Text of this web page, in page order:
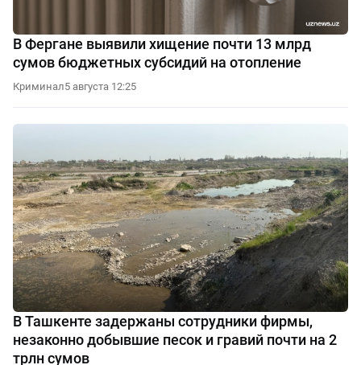
В Фергане выявили хищение почти 13 млрд
сумов бюджетных субсидий на отопление
Криминал5 августа 12:25
В Ташкенте задержаны сотрудники фирмы,
незаконно добывшие песок и гравий почти на 2
трлн сумов